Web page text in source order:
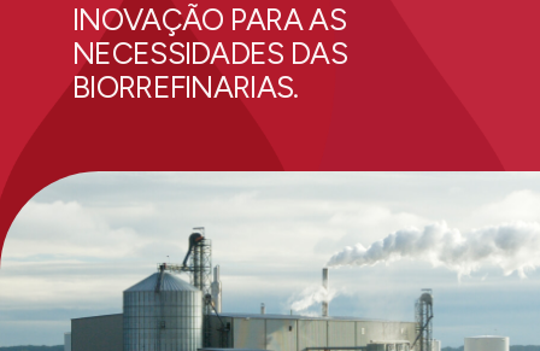
INOVAÇÃO PARA AS
NECESSIDADES DAS
BIORREFINARIAS.